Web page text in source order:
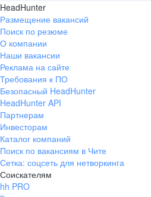
HeadHunter
Размещение вакансий
Поиск по резюме
О компании
Наши вакансии
Реклама на сайте
Требования к ПО
Безопасный HeadHunter
HeadHunter API
Партнерам
Инвесторам
Каталог компаний
Поиск по вакансиям в Чите
Сетка: соцсеть для нетворкинга
Соискателям
hh PRO